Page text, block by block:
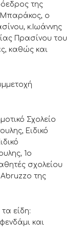
της
Μπαράκος, ο
κ.Ιωάννης
Πρασίνου του
καθώς και
Σχολείο
Ειδικό
1o
σχολείου
της
είδη:
και